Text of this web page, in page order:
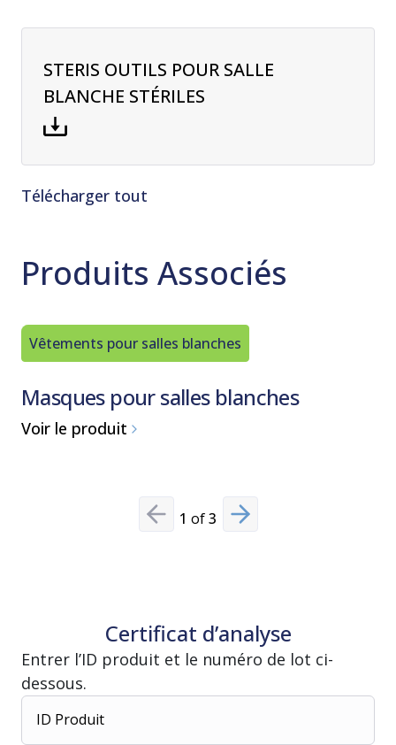
STERIS OUTILS POUR SALLE
BLANCHE STÉRILES
Télécharger tout
Produits Associés
Vêtements pour salles blanches
Masques pour salles blanches
Voir le produit
Previous slide
1 of3 Next slide
Certificat d’analyse
Entrer l’ID produit et le numéro de lot ci-
dessous.
ID Produit